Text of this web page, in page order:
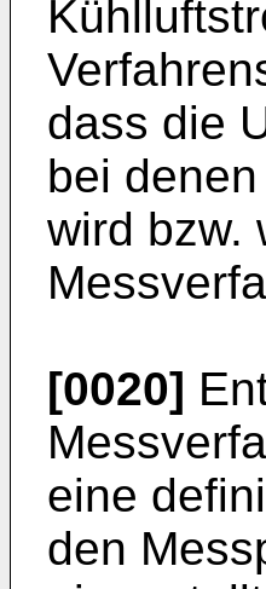
dass die
bei
wird bzw.
[0020]
eine
den